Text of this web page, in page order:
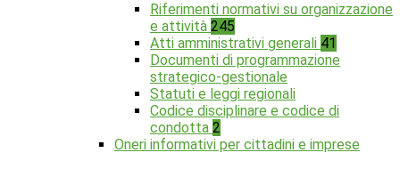
Riferimenti normativi su organizzazione
e attività 245
Atti amministrativi generali 41
Documenti di programmazione
strategico-gestionale
Statuti e leggi regionali
Codice disciplinare e codice di
condotta 2
Oneri informativi per cittadini e imprese